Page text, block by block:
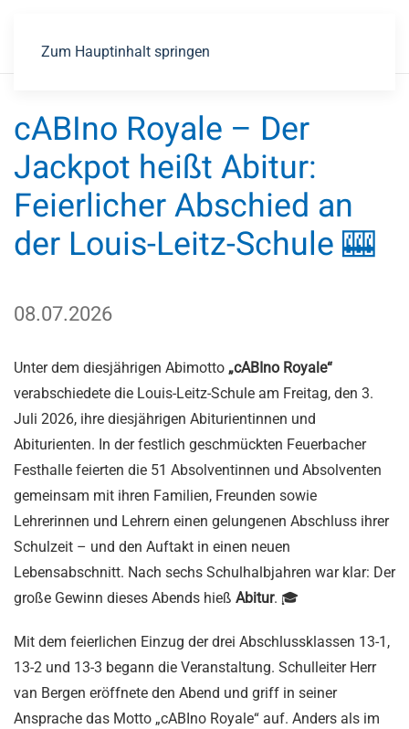
Zum Hauptinhalt springen
cABIno Royale – Der
Jackpot heißt Abitur:
Feierlicher Abschied an
der Louis-Leitz-Schule 🎰
08.07.2026
Unter dem diesjährigen Abimotto „cABIno Royale“
verabschiedete die Louis-Leitz-Schule am Freitag, den 3.
Juli 2026, ihre diesjährigen Abiturientinnen und
Abiturienten. In der festlich geschmückten Feuerbacher
Festhalle feierten die 51 Absolventinnen und Absolventen
gemeinsam mit ihren Familien, Freunden sowie
Lehrerinnen und Lehrern einen gelungenen Abschluss ihrer
Schulzeit – und den Auftakt in einen neuen
Lebensabschnitt. Nach sechs Schulhalbjahren war klar: Der
große Gewinn dieses Abends hieß Abitur. 🎓
Mit dem feierlichen Einzug der drei Abschlussklassen 13-1,
13-2 und 13-3 begann die Veranstaltung. Schulleiter Herr
van Bergen eröffnete den Abend und griff in seiner
Ansprache das Motto „cABIno Royale“ auf. Anders als im